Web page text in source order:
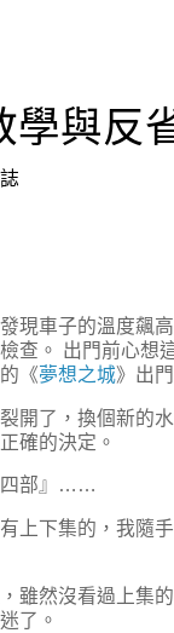
學與反
現車子的溫度飆
查。 出門前心想
《夢想之城》出門
開了，換個新的
確的決定。
四部』……
上下集的，我隨
雖然沒看過上集
了。